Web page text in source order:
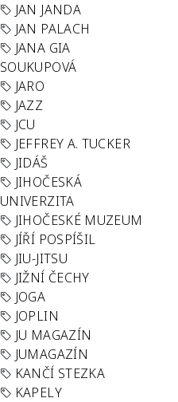
JAN JANDA
JAN PALACH
JANA GIA
SOUKUPOVÁ
JARO
JAZZ
JCU
JEFFREY A. TUCKER
JIDÁŠ
JIHOČESKÁ
UNIVERZITA
JIHOČESKÉ MUZEUM
JÍŘÍ POSPÍŠIL
JIU-JITSU
JIŽNÍ ČECHY
JOGA
JOPLIN
JU MAGAZÍN
JUMAGAZÍN
KANČÍ STEZKA
KAPELY